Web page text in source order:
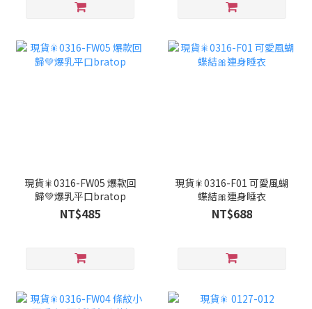
現貨🎇0316-FW05 爆款回
歸💚爆乳平口bratop
NT$485
現貨🎇0316-F01 可愛風蝴
蝶結🎀連身睡衣
NT$688